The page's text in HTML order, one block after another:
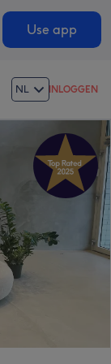
Use app
NL INLOGGEN